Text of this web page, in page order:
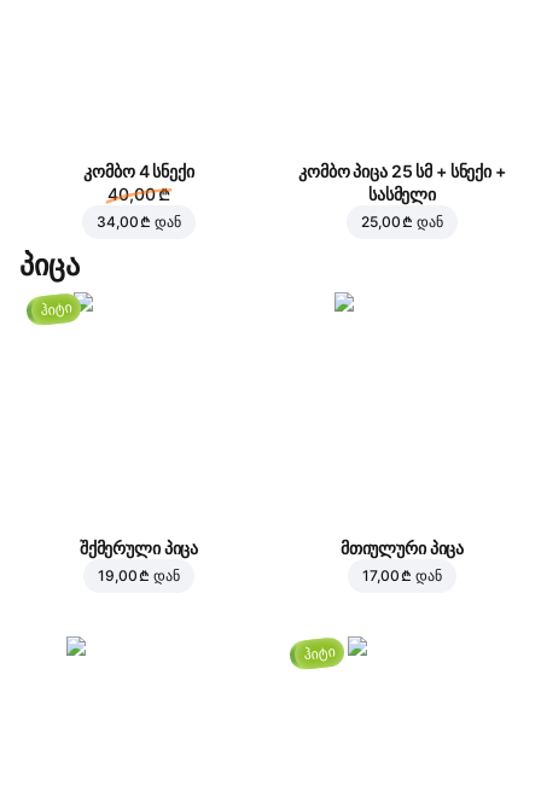
კომბო 4 სნექი
40,00 ₾
34,00 ₾ დან
კომბო პიცა 25 სმ + სნექი +
სასმელი
25,00 ₾ დან
პიცა
ჰიტი
შქმერული პიცა
19,00 ₾ დან
მთიულური პიცა
17,00 ₾ დან
ჰიტი